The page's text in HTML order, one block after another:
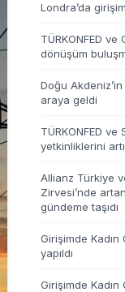
Londra’da
TÜRKONFED ve
dönüşüm
Doğu Akdeniz’in
araya geldi
TÜRKONFED ve
yetkinliklerini
Allianz Türkiye
Zirvesi’nde
gündeme taşıdı
Girişimde
yapıldı
Girişimde